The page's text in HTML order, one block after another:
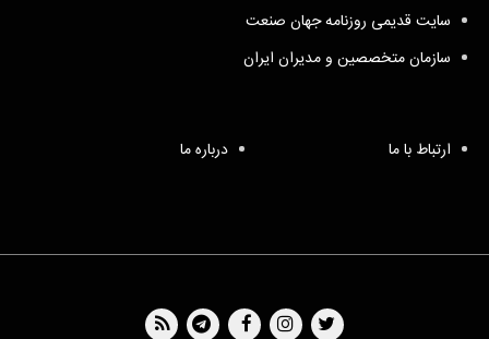
سایت قدیمی روزنامه جهان صنعت
سازمان متخصصین و مدیران ایران
ارتباط با ما درباره ما